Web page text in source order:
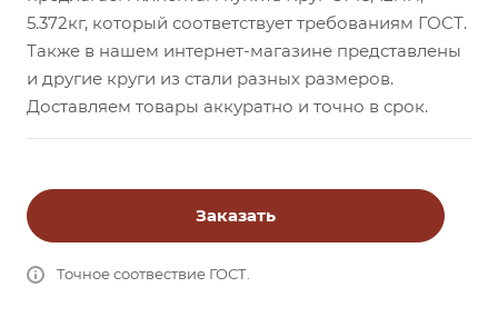
5.372кг, который соответствует требованиям ГОСТ.
Также в нашем интернет-магазине представлены
и другие круги из стали разных размеров.
Доставляем товары аккуратно и точно в срок.
Заказать
Точное соотвествие ГОСТ.